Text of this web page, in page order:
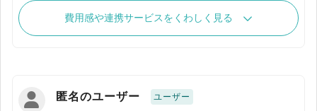
費用感や連携サービスをくわしく見る
匿名のユーザー ユーザー